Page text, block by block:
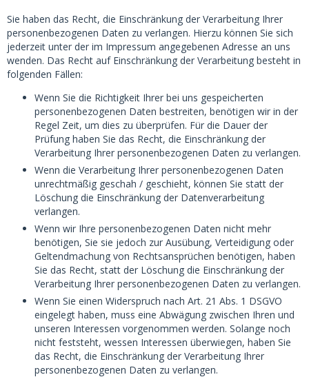
Sie haben das Recht, die Einschränkung der Verarbeitung Ihrer
personenbezogenen Daten zu verlangen. Hierzu können Sie sich
jederzeit unter der im Impressum angegebenen Adresse an uns
wenden. Das Recht auf Einschränkung der Verarbeitung besteht in
folgenden Fällen:
Wenn Sie die Richtigkeit Ihrer bei uns gespeicherten
personenbezogenen Daten bestreiten, benötigen wir in der
Regel Zeit, um dies zu überprüfen. Für die Dauer der
Prüfung haben Sie das Recht, die Einschränkung der
Verarbeitung Ihrer personenbezogenen Daten zu verlangen.
Wenn die Verarbeitung Ihrer personenbezogenen Daten
unrechtmäßig geschah / geschieht, können Sie statt der
Löschung die Einschränkung der Datenverarbeitung
verlangen.
Wenn wir Ihre personenbezogenen Daten nicht mehr
benötigen, Sie sie jedoch zur Ausübung, Verteidigung oder
Geltendmachung von Rechtsansprüchen benötigen, haben
Sie das Recht, statt der Löschung die Einschränkung der
Verarbeitung Ihrer personenbezogenen Daten zu verlangen.
Wenn Sie einen Widerspruch nach Art. 21 Abs. 1 DSGVO
eingelegt haben, muss eine Abwägung zwischen Ihren und
unseren Interessen vorgenommen werden. Solange noch
nicht feststeht, wessen Interessen überwiegen, haben Sie
das Recht, die Einschränkung der Verarbeitung Ihrer
personenbezogenen Daten zu verlangen.